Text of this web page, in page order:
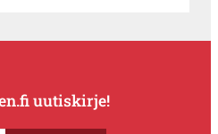
uutiskirje!